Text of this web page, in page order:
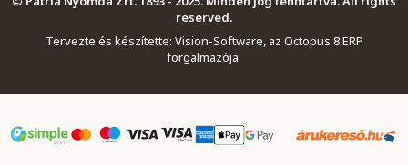
reserved.
Tervezte és készítette: Vision-Software, az Octopus 8 ERP
forgalmazója.